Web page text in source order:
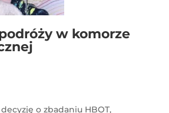
w komorze
o zbadaniu HBOT,